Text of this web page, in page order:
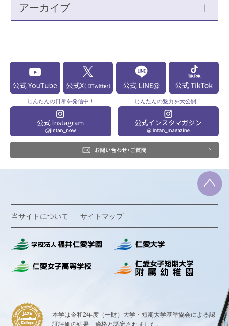
アーカイブ
じんたんの日常を発信中！ じんたんの魅力を大公開！
当サイトについて サイトマップ
本学は令和2年度（一財）大学・短期大学基準協会による認
証評価の結果、適格と認定されました。